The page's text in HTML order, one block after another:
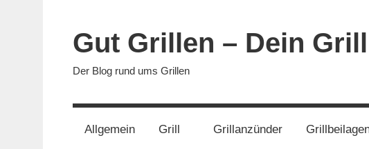
Gut Grillen – Dein
Der Blog rund ums Grillen
Allgemein Grill Grillanzünder